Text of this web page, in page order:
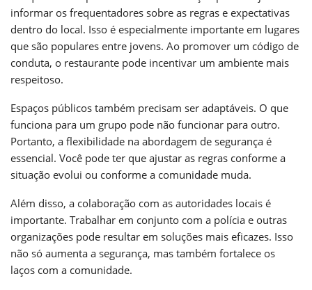
informar os frequentadores sobre as regras e expectativas
dentro do local. Isso é especialmente importante em lugares
que são populares entre jovens. Ao promover um código de
conduta, o restaurante pode incentivar um ambiente mais
respeitoso.
Espaços públicos também precisam ser adaptáveis. O que
funciona para um grupo pode não funcionar para outro.
Portanto, a flexibilidade na abordagem de segurança é
essencial. Você pode ter que ajustar as regras conforme a
situação evolui ou conforme a comunidade muda.
Além disso, a colaboração com as autoridades locais é
importante. Trabalhar em conjunto com a polícia e outras
organizações pode resultar em soluções mais eficazes. Isso
não só aumenta a segurança, mas também fortalece os
laços com a comunidade.